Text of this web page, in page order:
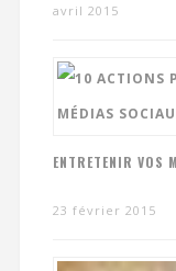
avril 2015
ENTRETENIR VOS
23 février 2015